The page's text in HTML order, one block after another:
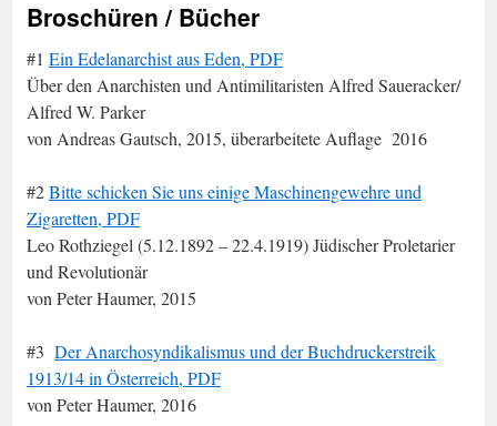
Broschüren / Bücher
#1 Ein Edelanarchist aus Eden, PDF
Über den Anarchisten und Antimilitaristen Alfred Saueracker/
Alfred W. Parker
von Andreas Gautsch, 2015, überarbeitete Auflage 2016
#2Bitte schicken Sie uns einige Maschinengewehre und
Zigaretten, PDF
Leo Rothziegel (5.12.1892 – 22.4.1919) Jüdischer Proletarier
und Revolutionär
von Peter Haumer, 2015
#3 Der Anarchosyndikalismus und der Buchdruckerstreik
1913/14 in Österreich, PDF
von Peter Haumer, 2016